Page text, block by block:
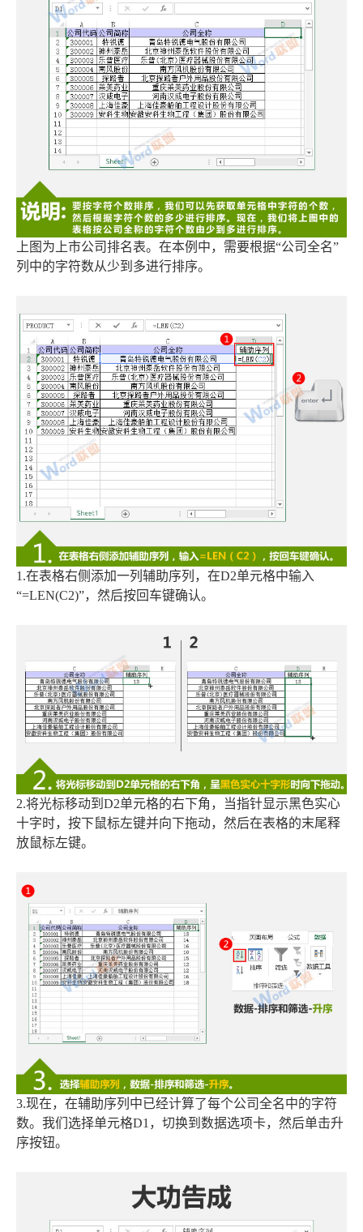
上图为上市公司排名表。在本例中，需要根据“公司全名”
列中的字符数从少到多进行排序。
1.在表格右侧添加一列辅助序列，在D2单元格中输入
“=LEN(C2)”，然后按回车键确认。
2.将光标移动到D2单元格的右下角，当指针显示黑色实心
十字时，按下鼠标左键并向下拖动，然后在表格的末尾释
放鼠标左键。
3.现在，在辅助序列中已经计算了每个公司全名中的字符
数。我们选择单元格D1，切换到数据选项卡，然后单击升
序按钮。